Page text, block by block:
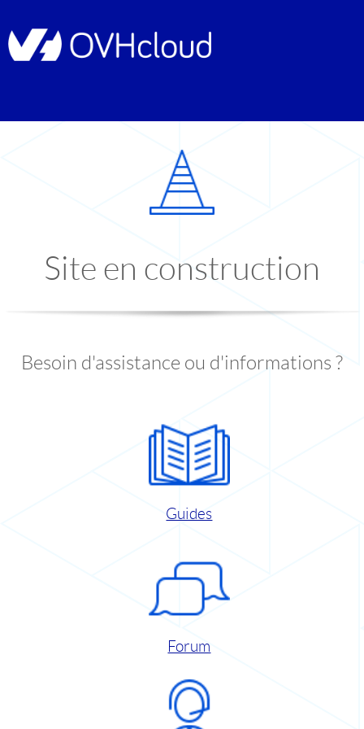
Site en construction
Besoin d'assistance ou d'informations ?
Guides
Forum